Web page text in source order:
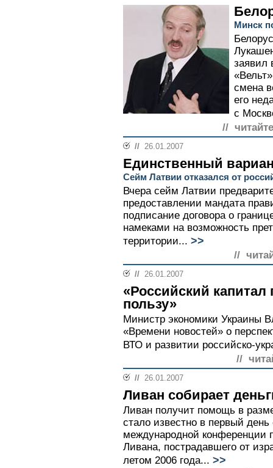
Минск
заявил
смена
его
с
//
// 26.01.2007
Единственный
Сейм Латвии отказался от
Вчера сейм Латвии
предоставлении мандата
подписание договора о
намеками на возможность
территории... >>
//
// 26.01.2007
«Российский
пользу»
Министр экономики Украины
«Времени новостей» о
ВТО и развитии российско-
//
// 26.01.2007
Ливан собирает
Ливан получит помощь в
стало известно в первый
международной конференции
Ливана, пострадавшего от
летом 2006 года... >>